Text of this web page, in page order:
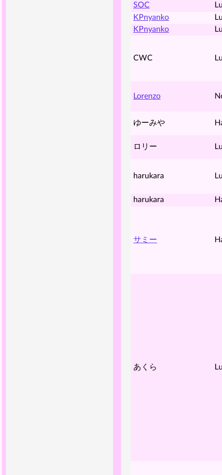
SOC
KPnyanko
KPnyanko
CWC
Lorenzo
ゆーみや
ロリー
harukara
harukara
サミー
あくら